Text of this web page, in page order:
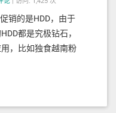
销的是HDD，由于
都是究极钻石，
，比如独食越南粉